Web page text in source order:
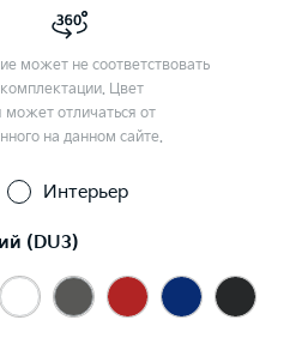
может не соответствовать
Цвет
может отличаться от
на данном сайте.
Интерьер
(DU3)